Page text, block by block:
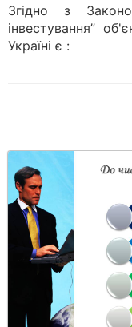
Згідно з
інвестування”
Україні є :